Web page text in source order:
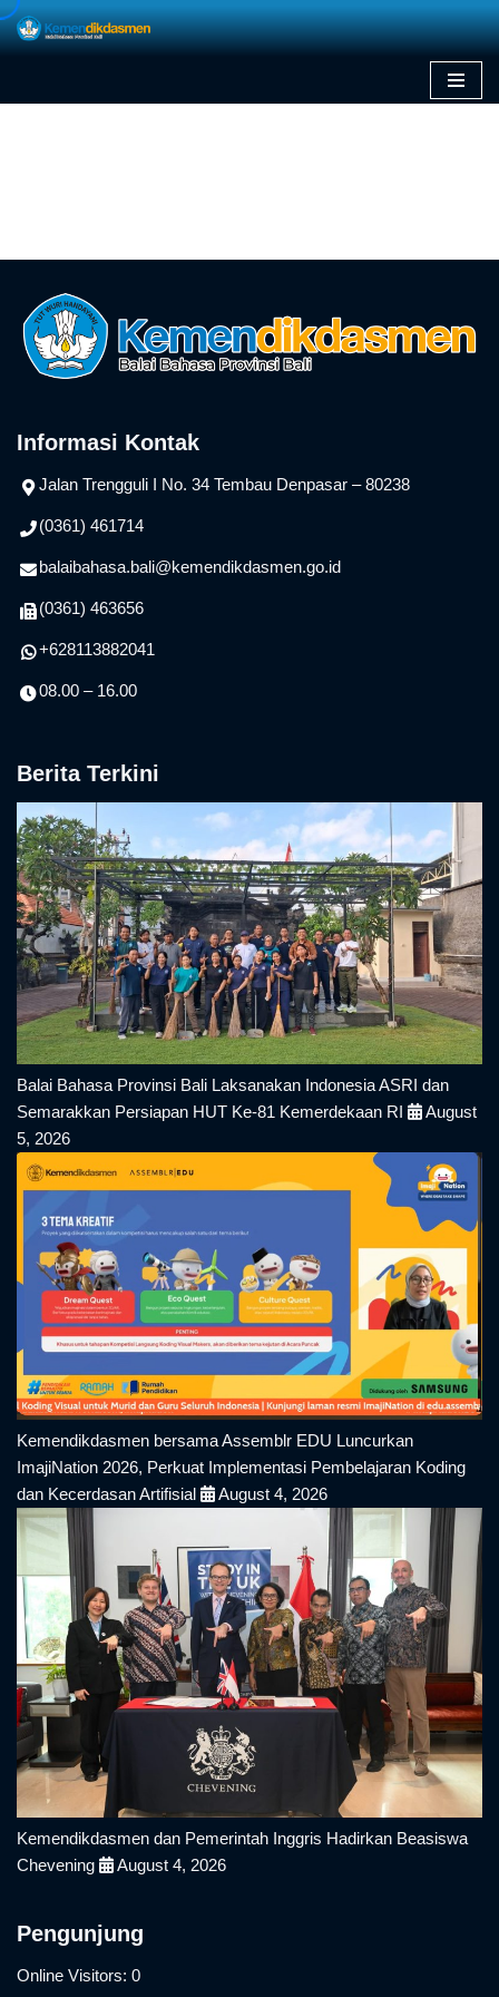
Informasi Kontak
Jalan Trengguli I No. 34 Tembau Denpasar – 80238
(0361) 461714
balaibahasa.bali@kemendikdasmen.go.id
(0361) 463656
+628113882041
08.00 – 16.00
Berita Terkini
Balai Bahasa Provinsi Bali Laksanakan Indonesia ASRI dan
Semarakkan Persiapan HUT Ke-81 Kemerdekaan RI
August
5, 2026
Kemendikdasmen bersama Assemblr EDU Luncurkan
ImajiNation 2026, Perkuat Implementasi Pembelajaran Koding
dan Kecerdasan Artifisial
August 4, 2026
Kemendikdasmen dan Pemerintah Inggris Hadirkan Beasiswa
Chevening
August 4, 2026
Pengunjung
Online Visitors: 0